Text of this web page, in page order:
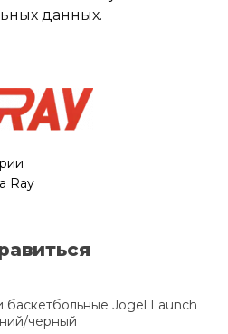
данных.
Ray
баскетбольные Jögel Launch
черный